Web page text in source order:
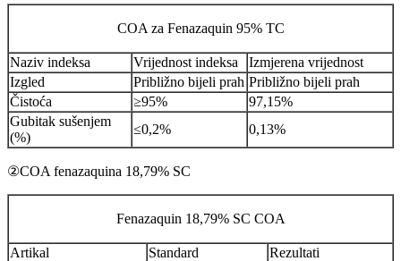
COA za Fenazaquin 95% TC
Naziv indeksa Vrijednost indeksa
Izmjerena vrijednost
Izgled
Približno bijeli prah Približno bijeli prah
Čistoća
≥95%
97,15%
Gubitak sušenjem
(%)
≤0,2% 0,13%
②COA fenazaquina 18,79% SC
Fenazaquin 18,79% SC COA
Artikal Standard
Rezultati